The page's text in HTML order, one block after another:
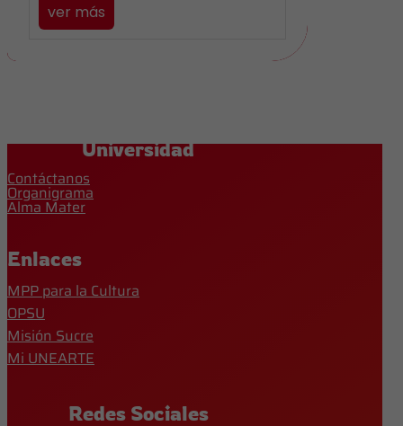
ver más
Universidad
Contáctanos
Organigrama
Alma Mater
Enlaces
MPP para la Cultura
OPSU
Misión Sucre
Mi UNEARTE
Redes Sociales